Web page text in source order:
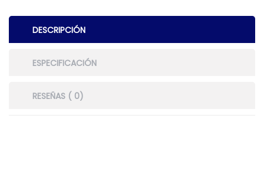
DESCRIPCIÓN
ESPECIFICACIÓN
RESEÑAS ( 0)